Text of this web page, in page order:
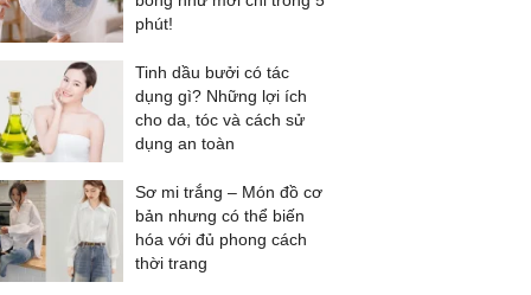
phút!
Tinh dầu bưởi có tác
dụng gì? Những lợi ích
cho da, tóc và cách sử
dụng an toàn
Sơ mi trắng – Món đồ cơ
bản nhưng có thể biến
hóa với đủ phong cách
thời trang